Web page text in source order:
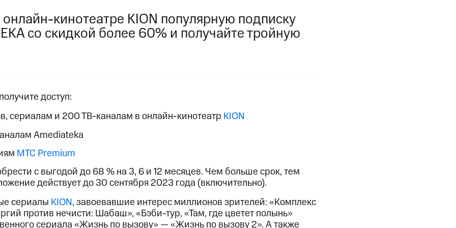
Финансы Детям и родителямЗдоровье и фитнесПриложения от МТС
15%
МТСНастройки автоплатежа Пополнить номер другого оператораОплата
картуМТС PayОплата по QR-коду за границей
Интернет-магазин
ГудокМой МТС
15%
кинотеатре KION популярную подписку
со скидкой более 60% и получайте тройную
доступ:
сериалам и 200 ТВ-каналам в онлайн-кинотеатр KION
Amediateka
МТС Premium
с выгодой до 68 % на 3, 6 и 12 месяцев. Чем больше срок, тем
действует до 30 сентября 2023 года (включительно).
сериалы KION, завоевавшие интерес миллионов зрителей: «Комплекс
против нечисти: Шабаш», «Бэби-тур, «Там, где цветет полынь»
сериала «Жизнь по вызову» — «Жизнь по вызову 2». А также